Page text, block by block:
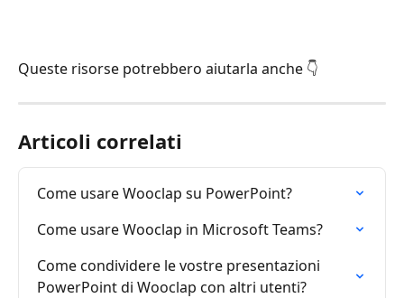
Queste risorse potrebbero aiutarla anche 👇
Articoli correlati
Come usare Wooclap su PowerPoint?
Come usare Wooclap in Microsoft Teams?
Come condividere le vostre presentazioni
PowerPoint di Wooclap con altri utenti?